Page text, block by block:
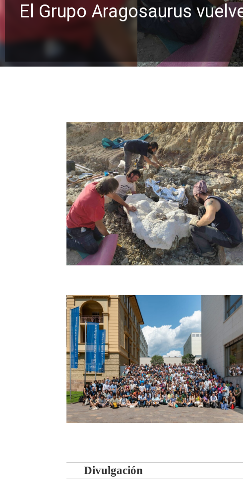
El Grupo Aragosaurus
Divulgación